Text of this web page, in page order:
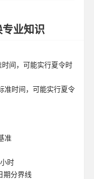
业知识
时间，可能实行夏令时
准时间，可能实行夏令
准
时
期分界线